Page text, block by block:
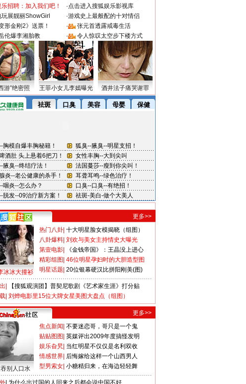
招聘：加入我们吧！ ·点击进入搜狐娱乐影视库
玩展靓丽ShowGirl ·游戏史上最般配的十对情侣
变形金刚2》送票！ ·
张元首透露戒毒生活
伦爆李湘胎教 · 令人惊叹太空步下楼方式
游”绝密照 王菲小女儿李嫣曝光 酒井法子痛哭谢罪
更多>>
冰冰大撞衫
热门八卦 十大明星脸女模揭晓（组图）
八卦爆料 刘欢与美女主持情史大曝光
第壹电影
《金钱帝国》：王晶没上进心
精彩组图 46位明星孕妇时的大胆造型图
明星话题 20位银幕硬汉比拼阳刚美(图)
【搜狐观演团】普契尼歌剧《艺术家生涯》打分贴
刘烨电影里15位大牌女星美图大盘点（组图）
更多>>
别人口水
焦点新闻 不要迷恋哥，哥只是一个鬼
贴贴图图 英媒评出2009年度搞怪发明
娱乐旮旯 当红明星不仅仅是名利双收
情感世界 后悔嫁给这样一个山西男人
型男索女 小糖精归来，在海边轻轻舞
为什么出过国的人回来之后都会说中国不好